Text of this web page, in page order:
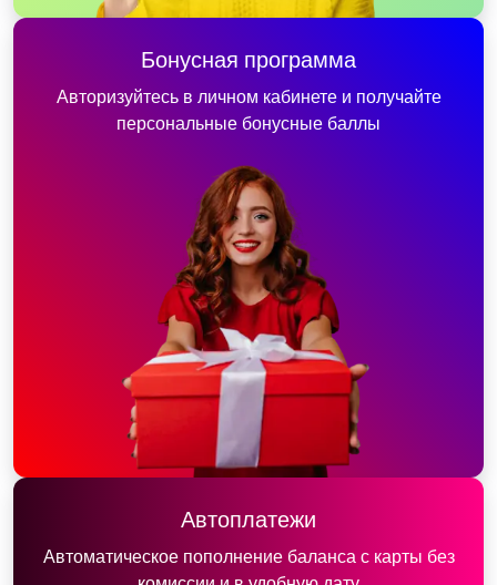
Бонусная программа
Авторизуйтесь в личном кабинете и получайте
персональные бонусные баллы
Автоплатежи
Автоматическое пополнение баланса с карты без